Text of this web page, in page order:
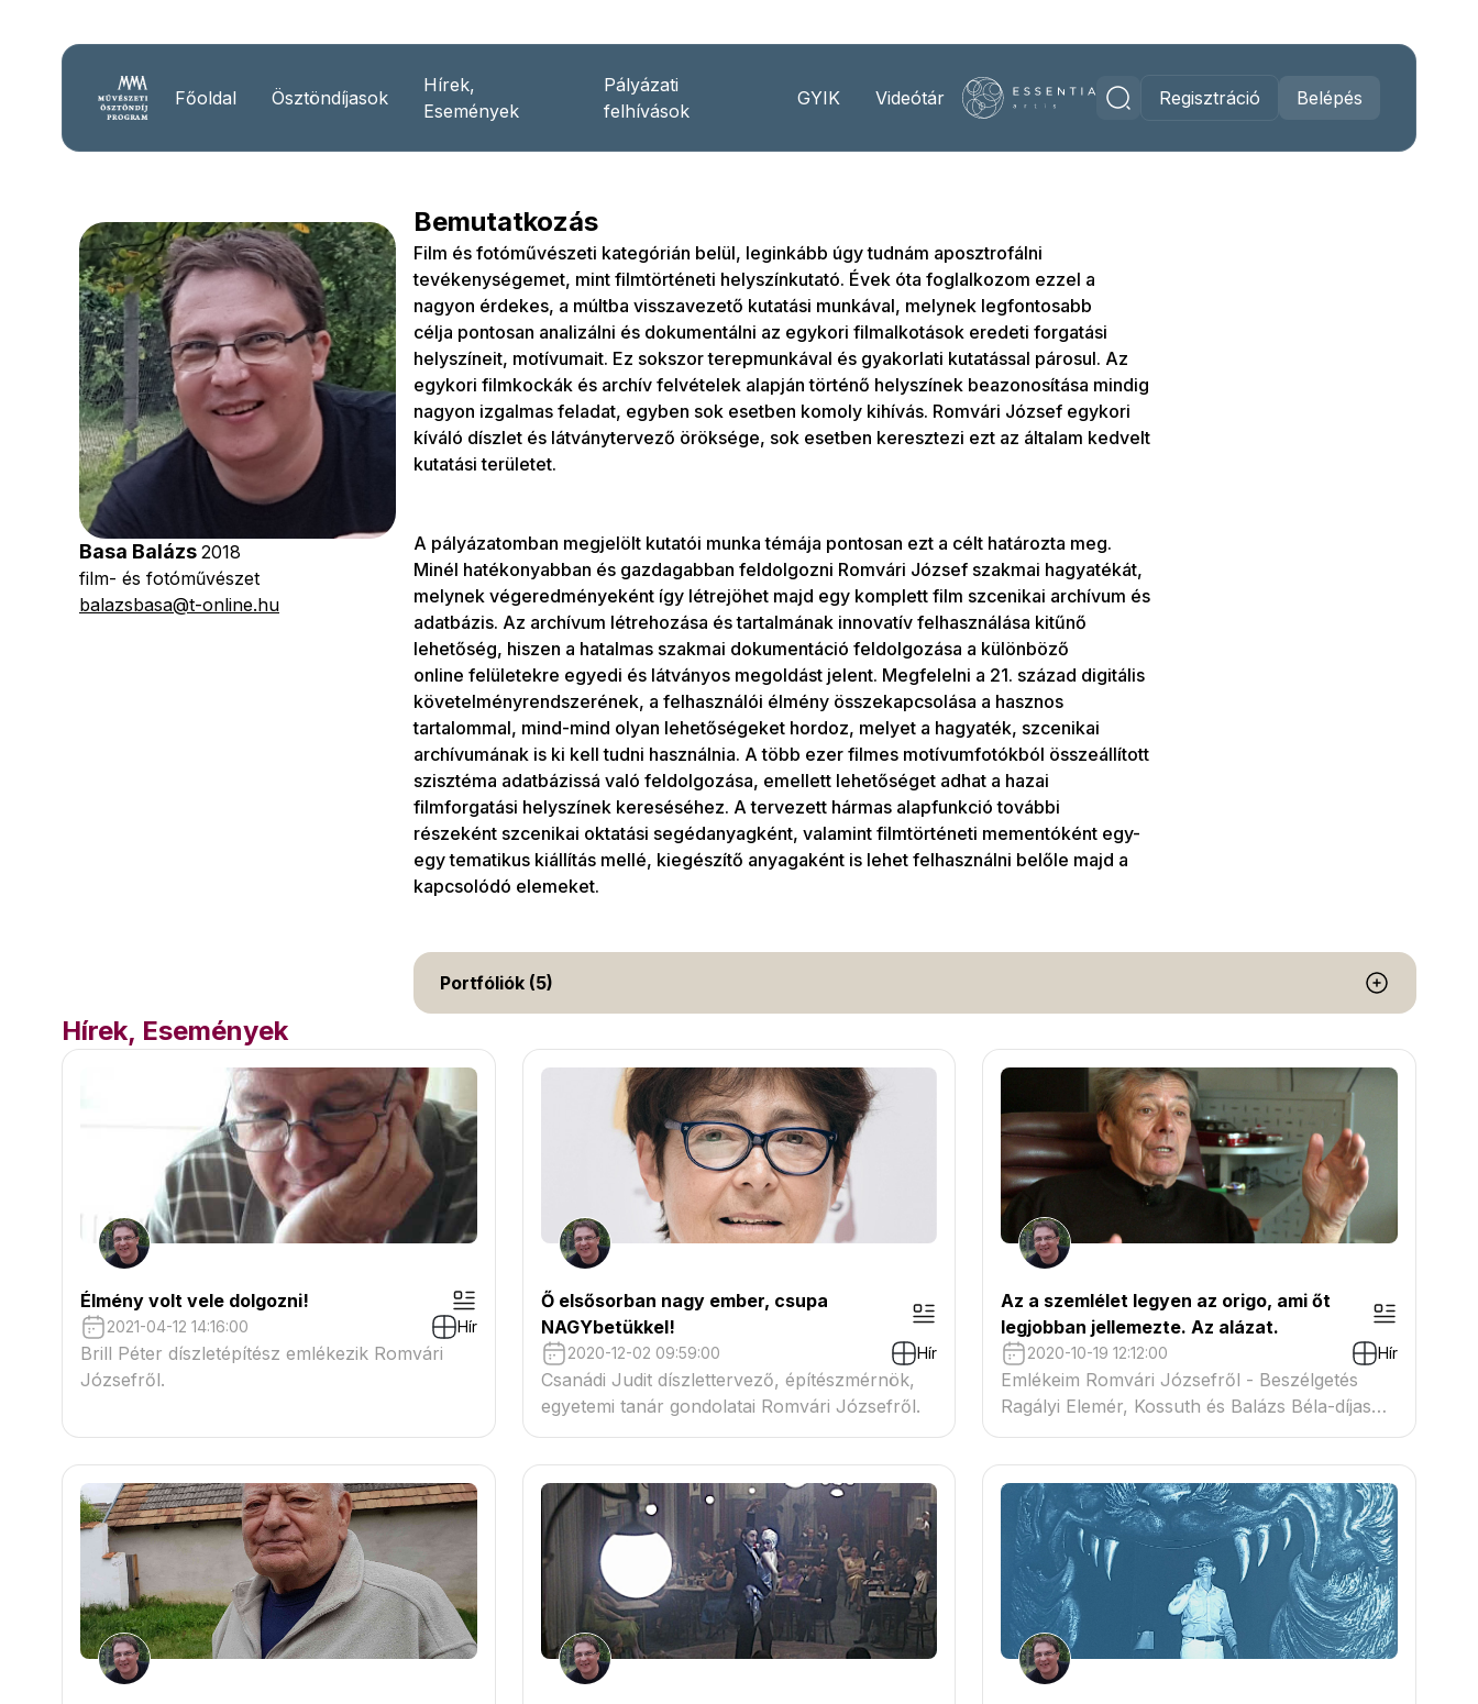
Főoldal Ösztöndíjasok
Hírek,
Események
Pályázati
felhívások
GYIK Videótár Regisztráció Belépés
Basa Balázs 2018
film- és fotóművészet
balazsbasa@t-online.hu
Bemutatkozás
Film és fotóművészeti kategórián belül, leginkább úgy tudnám aposztrofálni
tevékenységemet, mint filmtörténeti helyszínkutató. Évek óta foglalkozom ezzel a
nagyon érdekes, a múltba visszavezető kutatási munkával, melynek legfontosabb
célja pontosan analizálni és dokumentálni az egykori filmalkotások eredeti forgatási
helyszíneit, motívumait. Ez sokszor terepmunkával és gyakorlati kutatással párosul. Az
egykori filmkockák és archív felvételek alapján történő helyszínek beazonosítása mindig
nagyon izgalmas feladat, egyben sok esetben komoly kihívás. Romvári József egykori
kíváló díszlet és látványtervező öröksége, sok esetben keresztezi ezt az általam kedvelt
kutatási területet.
A pályázatomban megjelölt kutatói munka témája pontosan ezt a célt határozta meg.
Minél hatékonyabban és gazdagabban feldolgozni Romvári József szakmai hagyatékát,
melynek végeredményeként így létrejöhet majd egy komplett film szcenikai archívum és
adatbázis. Az archívum létrehozása és tartalmának innovatív felhasználása kitűnő
lehetőség, hiszen a hatalmas szakmai dokumentáció feldolgozása a különböző
online felületekre egyedi és látványos megoldást jelent. Megfelelni a 21. század digitális
követelményrendszerének, a felhasználói élmény összekapcsolása a hasznos
tartalommal, mind-mind olyan lehetőségeket hordoz, melyet a hagyaték, szcenikai
archívumának is ki kell tudni használnia. A több ezer filmes motívumfotókból összeállított
szisztéma adatbázissá való feldolgozása, emellett lehetőséget adhat a hazai
filmforgatási helyszínek kereséséhez. A tervezett hármas alapfunkció további
részeként szcenikai oktatási segédanyagként, valamint filmtörténeti mementóként egy-
egy tematikus kiállítás mellé, kiegészítő anyagaként is lehet felhasználni belőle majd a
kapcsolódó elemeket.
Portfóliók (5)
Hírek, Események
Élmény volt vele dolgozni!
2021-04-12 14:16:00 Hír
Brill Péter díszletépítész emlékezik Romvári
Józsefről.
Ő elsősorban nagy ember, csupa
NAGYbetükkel!
2020-12-02 09:59:00 Hír
Csanádi Judit díszlettervező, építészmérnök,
egyetemi tanár gondolatai Romvári Józsefről.
Az a szemlélet legyen az origo, ami őt
legjobban jellemezte. Az alázat.
2020-10-19 12:12:00 Hír
Emlékeim Romvári Józsefről - Beszélgetés
Ragályi Elemér, Kossuth és Balázs Béla-díjas
operatőrrel.